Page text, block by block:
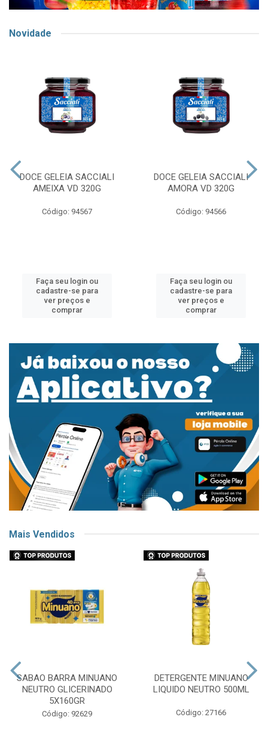
Novidade
DOCE GELEIA SACCIALI
AMEIXA VD 320G
Código: 94567
Faça seu login ou
cadastre-se para
ver preços e
comprar
DOCE GELEIA SACCIALI
AMORA VD 320G
Código: 94566
Faça seu login ou
cadastre-se para
ver preços e
comprar
Mais Vendidos
SABAO BARRA MINUANO
NEUTRO GLICERINADO
5X160GR
Código: 92629
DETERGENTE MINUANO
LIQUIDO NEUTRO 500ML
Código: 27166